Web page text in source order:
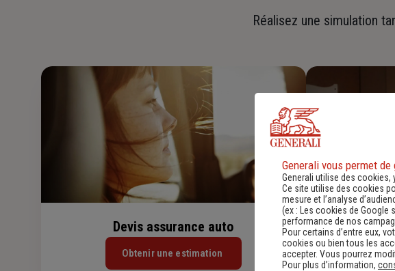
Réalisez une simulation
Devis assurance auto
Obtenir une estimation
Generali vous permet
Generali utilise des cookies,
Ce site utilise des cookies
mesure et l’analyse
(ex :
Les cookies de
performance de nos
Pour certains d’entre eux,
cookies ou bien tous les
accepter. Vous pourrez
Pour plus d’information,